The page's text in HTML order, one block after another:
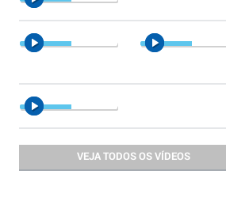
VEJA TODOS OS VÍDEOS